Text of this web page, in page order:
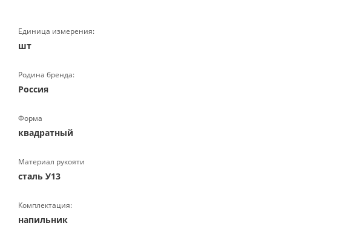
Единица измерения:
шт
Родина бренда:
Россия
Форма
квадратный
Материал рукояти
сталь У13
Комплектация:
напильник